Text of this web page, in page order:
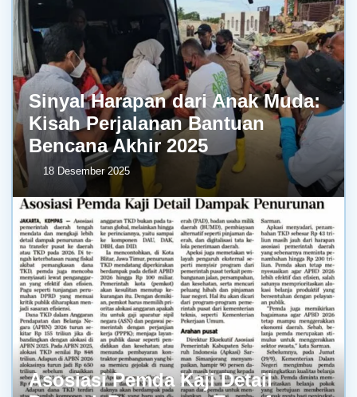
Sinyal Harapan dari Anak Muda:
Kisah Perjalanan Bantuan
Bencana Akhir 2025
18 Desember 2025
Asosiasi Pemda Kaji Detail